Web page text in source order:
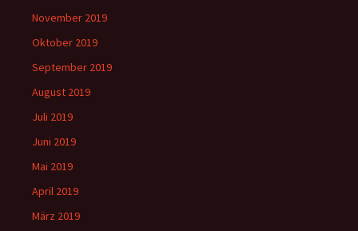
November 2019
Oktober 2019
September 2019
August 2019
Juli 2019
Juni 2019
Mai 2019
April 2019
März 2019